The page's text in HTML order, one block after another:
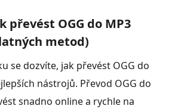
převést OGG do MP3
metod)
se dozvíte, jak převést OGG do
nástrojů. Převod OGG do
snadno online a rychle na